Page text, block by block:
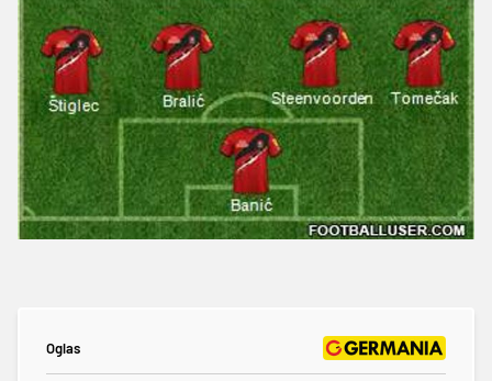
Oglas